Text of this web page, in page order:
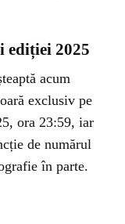
ediției 2025
acum
exclusiv pe
ora 23:59, iar
de numărul
în parte.